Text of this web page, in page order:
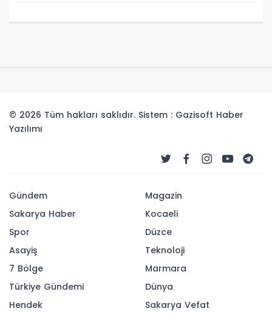
© 2026 Tüm hakları saklıdır. Sistem : Gazisoft Haber
Yazılımı
Gündem
Sakarya Haber
Spor
Asayiş
7 Bölge
Türkiye Gündemi
Hendek
Magazin
Kocaeli
Düzce
Teknoloji
Marmara
Dünya
Sakarya Vefat